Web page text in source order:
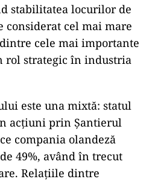
stabilitatea locurilor de
considerat cel mai mare
cele mai importante
rol strategic în industria
este una mixtă: statul
acțiuni prin Șantierul
compania olandeză
49%, având în trecut
Relațiile dintre